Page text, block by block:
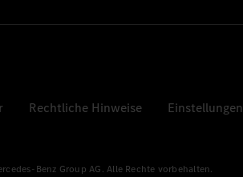
Rechtliche Hinweise Einstellungen
Benz Group AG. Alle Rechte vorbehalten.